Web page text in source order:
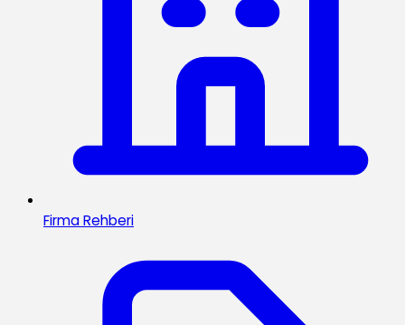
Firma Rehberi